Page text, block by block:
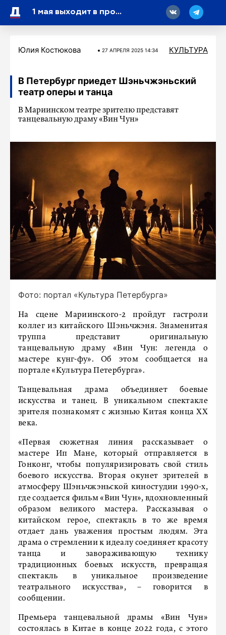
1 мая выходит в прокат фильм «Легенды наших предков»
Юлия Костюкова 27 АПРЕЛЯ 2025 14:34 КУЛЬТУРА
В Петербург приедет Шэньчжэньский
театр оперы и танца
В Мариинском театре зрителю представят
танцевальную драму «Вин Чун»
Фото: портал «Культура Петербурга»
На сцене Мариинского-2 пройдут гастроли
коллег из китайского Шэньчжэня. Знаменитая
труппа представит оригинальную
танцевальную драму «Вин Чун: легенда о
мастере кунг-фу». Об этом сообщается на
портале «Культура Петербурга».
Танцевальная драма объединяет боевые
искусства и танец. В уникальном спектакле
зрителя познакомят с жизнью Китая конца XX
века.
«Первая сюжетная линия рассказывает о
мастере Ип Мане, который отправляется в
Гонконг, чтобы популяризировать свой стиль
боевого искусства. Вторая окунет зрителей в
атмосферу Шэньчжэньской киностудии 1990-х,
где создается фильм «Вин Чун», вдохновленный
образом великого мастера. Рассказывая о
китайском герое, спектакль в то же время
отдает дань уважения простым людям. Эта
драма о стремлении к идеалу соединяет красоту
танца и завораживающую технику
традиционных боевых искусств, превращая
спектакль в уникальное произведение
театрального искусства», – говорится в
сообщении.
Премьера танцевальной драмы «Вин Чун»
состоялась в Китае в конце 2022 года, с этого